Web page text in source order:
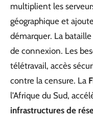
multiplient les
géographique et
démarquer. La
de connexion. Les
télétravail, accès
contre la censure. La
l’Afrique du Sud,
infrastructures de